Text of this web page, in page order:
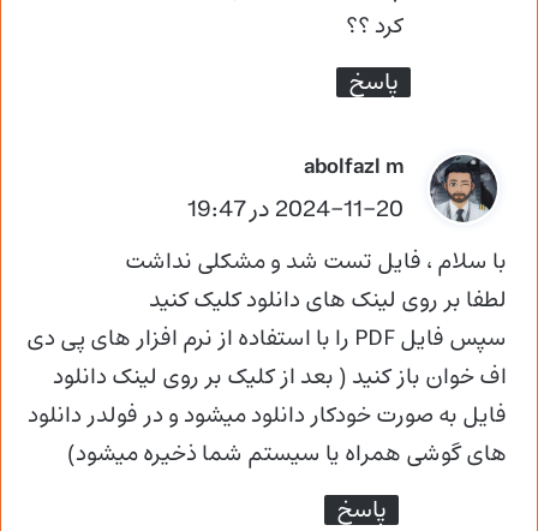
کرد ؟؟
پاسخ
abolfazl m
ف
ت
:
2024-11-20 در 19:47
با سلام ، فایل تست شد و مشکلی نداشت
لطفا بر روی لینک های دانلود کلیک کنید
سپس فایل PDF را با استفاده از نرم افزار های پی دی
اف خوان باز کنید ( بعد از کلیک بر روی لینک دانلود
فایل به صورت خودکار دانلود میشود و در فولدر دانلود
های گوشی همراه یا سیستم شما ذخیره میشود)
پاسخ